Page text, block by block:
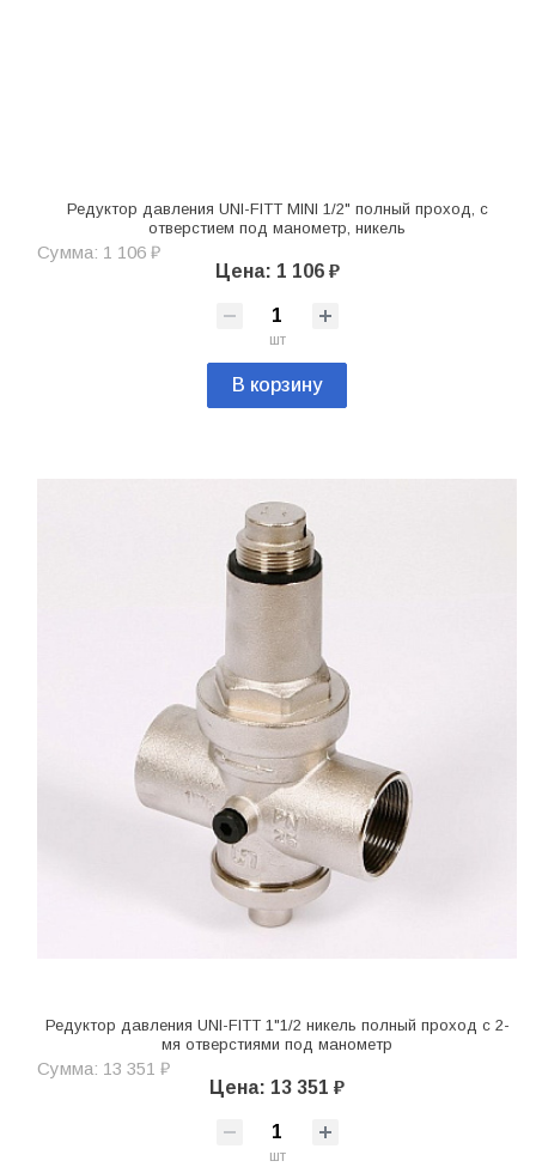
Редуктор давления UNI-FITT MINI 1/2" полный проход, с
отверстием под манометр, никель
Сумма: 1 106 ₽
Цена: 1 106 ₽
шт
В корзину
Редуктор давления UNI-FITT 1"1/2 никель полный проход с 2-
мя отверстиями под манометр
Сумма: 13 351 ₽
Цена: 13 351 ₽
шт